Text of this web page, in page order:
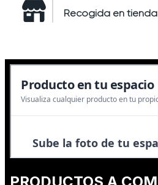
Recogida en tienda